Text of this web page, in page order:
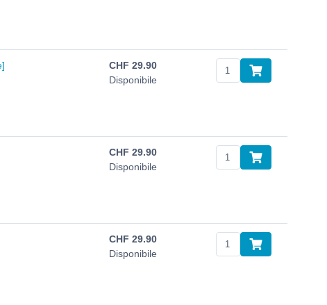
CHF 29.90
Disponibile
CHF 29.90
Disponibile
CHF 29.90
Disponibile